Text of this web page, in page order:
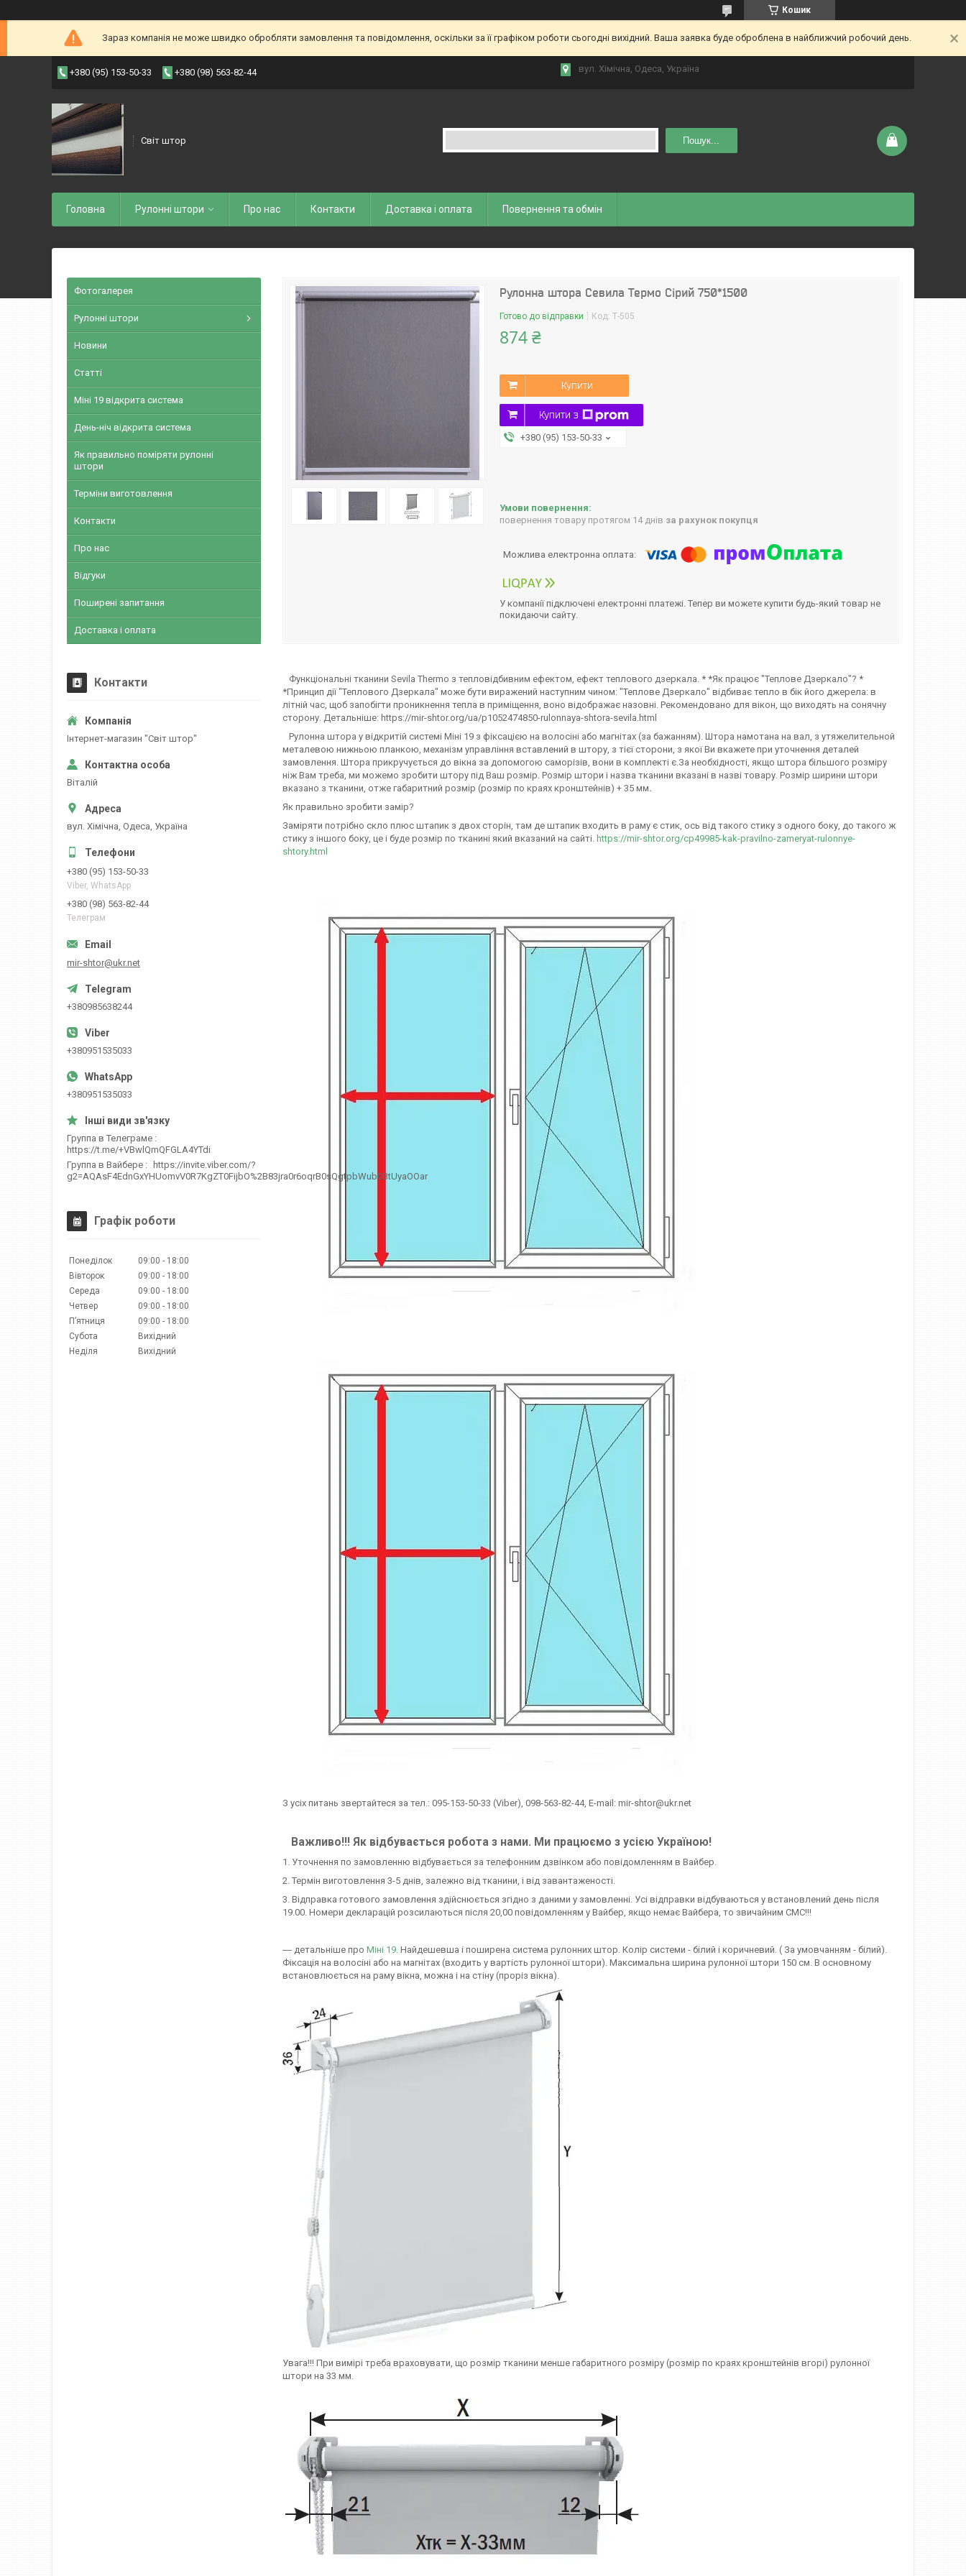
Кошик
Зараз компанія не може швидко обробляти замовлення та повідомлення, оскільки за її графіком роботи сьогодні вихідний. Ваша заявка буде оброблена в найближчий робочий день.
+380 (95) 153-50-33 +380 (98) 563-82-44 вул. Хiмiчна, Одеса, Україна
Світ штор Пошук...
Головна Рулоннi штори Про нас Контакти Доставка і оплата Повернення та обмiн
Рулонна штора Севила Термо Сірий 750*1500
Готово до відправки Код: Т-505
874 ₴
Купити
Купити з
+380 (95) 153-50-33
повернення товару протягом 14 днів за рахунок покупця
У компанії підключені електронні платежі. Тепер ви можете купити будь-який товар не
покидаючи сайту.
Функціональні тканини Sevila Thermo з тепловідбивним ефектом, ефект теплового дзеркала. * *Як працює "Теплове Дзеркало"? *
*Принцип дії "Теплового Дзеркала" може бути виражений наступним чином: "Теплове Дзеркало" відбиває тепло в бік його джерела: в
літній час, щоб запобігти проникнення тепла в приміщення, воно відображає назовні. Рекомендовано для вікон, що виходять на сонячну
сторону. Детальніше: https://mir-shtor.org/ua/p1052474850-rulonnaya-shtora-sevila.html
Рулонна штора у відкритій системі Міні 19 з фіксацією на волосіні або магнітах (за бажанням). Штора намотана на вал, з утяжелительной
металевою нижньою планкою, механізм управління вставлений в штору, з тієї сторони, з якої Ви вкажете при уточнення деталей
замовлення. Штора прикручується до вікна за допомогою саморізів, вони в комплекті є.За необхідності, якщо штора більшого розміру
ніж Вам треба, ми можемо зробити штору під Ваш розмір. Розмір штори і назва тканини вказані в назві товару. Розмір ширини штори
вказано з тканини, отже габаритний розмір (розмір по краях кронштейнів) + 35 мм.
Як правильно зробити замір?
Заміряти потрібно скло плюс штапик з двох сторін, там де штапик входить в раму є стик, ось від такого стику з одного боку, до такого ж
стику з іншого боку, це і буде розмір по тканині який вказаний на сайті. https://mir-shtor.org/cp49985-kak-pravilno-zameryat-rulonnye-
shtory.html
З усіх питань звертайтеся за тел.: 095-153-50-33 (Viber), 098-563-82-44, E-mail: mir-shtor@ukr.net
Важливо!!! Як відбувається робота з нами. Ми працюємо з усією Україною!
1. Уточнення по замовленню відбувається за телефонним дзвінком або повідомленням в Вайбер.
2. Термін виготовлення 3-5 днів, залежно від тканини, і від завантаженості.
3. Відправка готового замовлення здійснюється згідно з даними у замовленні. Усі відправки відбуваються у встановлений день після
19.00. Номери декларацій розсилаються після 20,00 повідомленням у Вайбер, якщо немає Вайбера, то звичайним СМС!!!
― детальніше про Міні 19. Найдешевша і поширена система рулонних штор. Колір системи - білий і коричневий. ( За умовчанням - білий).
Фіксація на волосіні або на магнітах (входить у вартість рулонної штори). Максимальна ширина рулонної штори 150 см. В основному
встановлюється на раму вікна, можна і на стіну (проріз вікна).
Увага!!! При вимірі треба враховувати, що розмір тканини менше габаритного розміру (розмір по краях кронштейнів вгорі) рулонної
штори на 33 мм.
Фотогалерея
Рулонні штори
Новини
Статті
Міні 19 відкрита система
День-ніч відкрита система
Як правильно поміряти рулонні
штори
Терміни виготовлення
Контакти
Про нас
Відгуки
Поширені запитання
Доставка і оплата
Контакти
Iнтернет-магазин "Свiт штор"
Вiталiй
вул. Хiмiчна, Одеса, Україна
+380 (95) 153-50-33
Viber, WhatsApp
+380 (98) 563-82-44
Телеграм
mir-shtor@ukr.net
+380985638244
+380951535033
+380951535033
Группа в Телеграме
https://t.me/+VBwlQmQFGLA4YTdi
Группа в Вайбере
https://invite.viber.com/?
g2=AQAsF4EdnGxYHUomvV0R7KgZT0FijbO%2B83jra0r6oqrB0sQgtpbWub0BtUyaOOar
Графік роботи
Понеділок 09:00
18:00
Вівторок
09:00
18:00
Середа
09:00
18:00
Четвер
09:00
18:00
Пʼятниця
09:00
18:00
Субота
Вихідний
Неділя
Вихідний